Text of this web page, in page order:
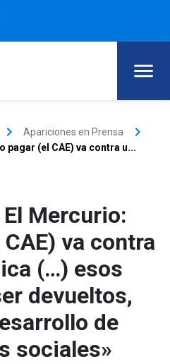
keyboard_arrow_right Apariciones en Prensa keyboard_arrow_right
pagar (el CAE) va contra u...
Mercurio:
va contra
(…) esos
devueltos,
de
sociales»